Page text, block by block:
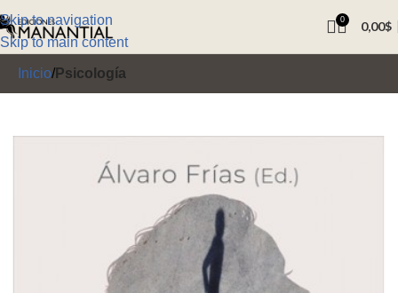
Skip to navigation
Skip to main content
0 0,00$
Inicio Psicología